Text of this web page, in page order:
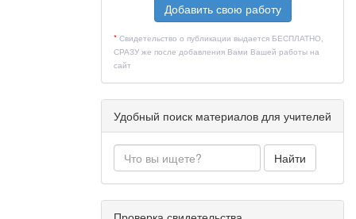
Добавить свою работу
* Свидетельство о публикации выдается БЕСПЛАТНО,
СРАЗУ же после добавления Вами Вашей работы на
сайт
Удобный поиск материалов для учителей
Найти